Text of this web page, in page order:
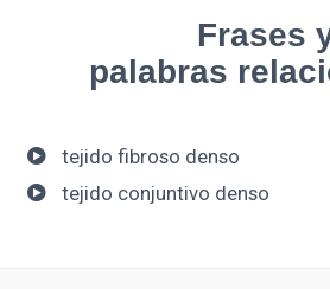
Frases
palabras
tejido fibroso denso
tejido conjuntivo denso